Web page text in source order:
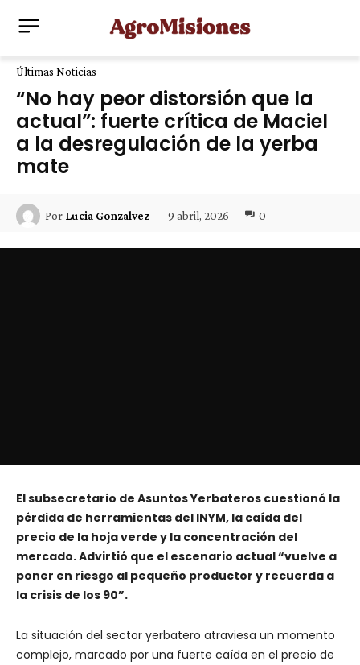
Últimas Noticias
“No hay peor distorsión que la
actual”: fuerte crítica de Maciel
a la desregulación de la yerba
mate
Por Lucia Gonzalvez 9 abril, 2026 0
El subsecretario de Asuntos Yerbateros cuestionó la
pérdida de herramientas del INYM, la caída del
precio de la hoja verde y la concentración del
mercado. Advirtió que el escenario actual “vuelve a
poner en riesgo al pequeño productor y recuerda a
la crisis de los 90”.
La situación del sector yerbatero atraviesa un momento
complejo, marcado por una fuerte caída en el precio de